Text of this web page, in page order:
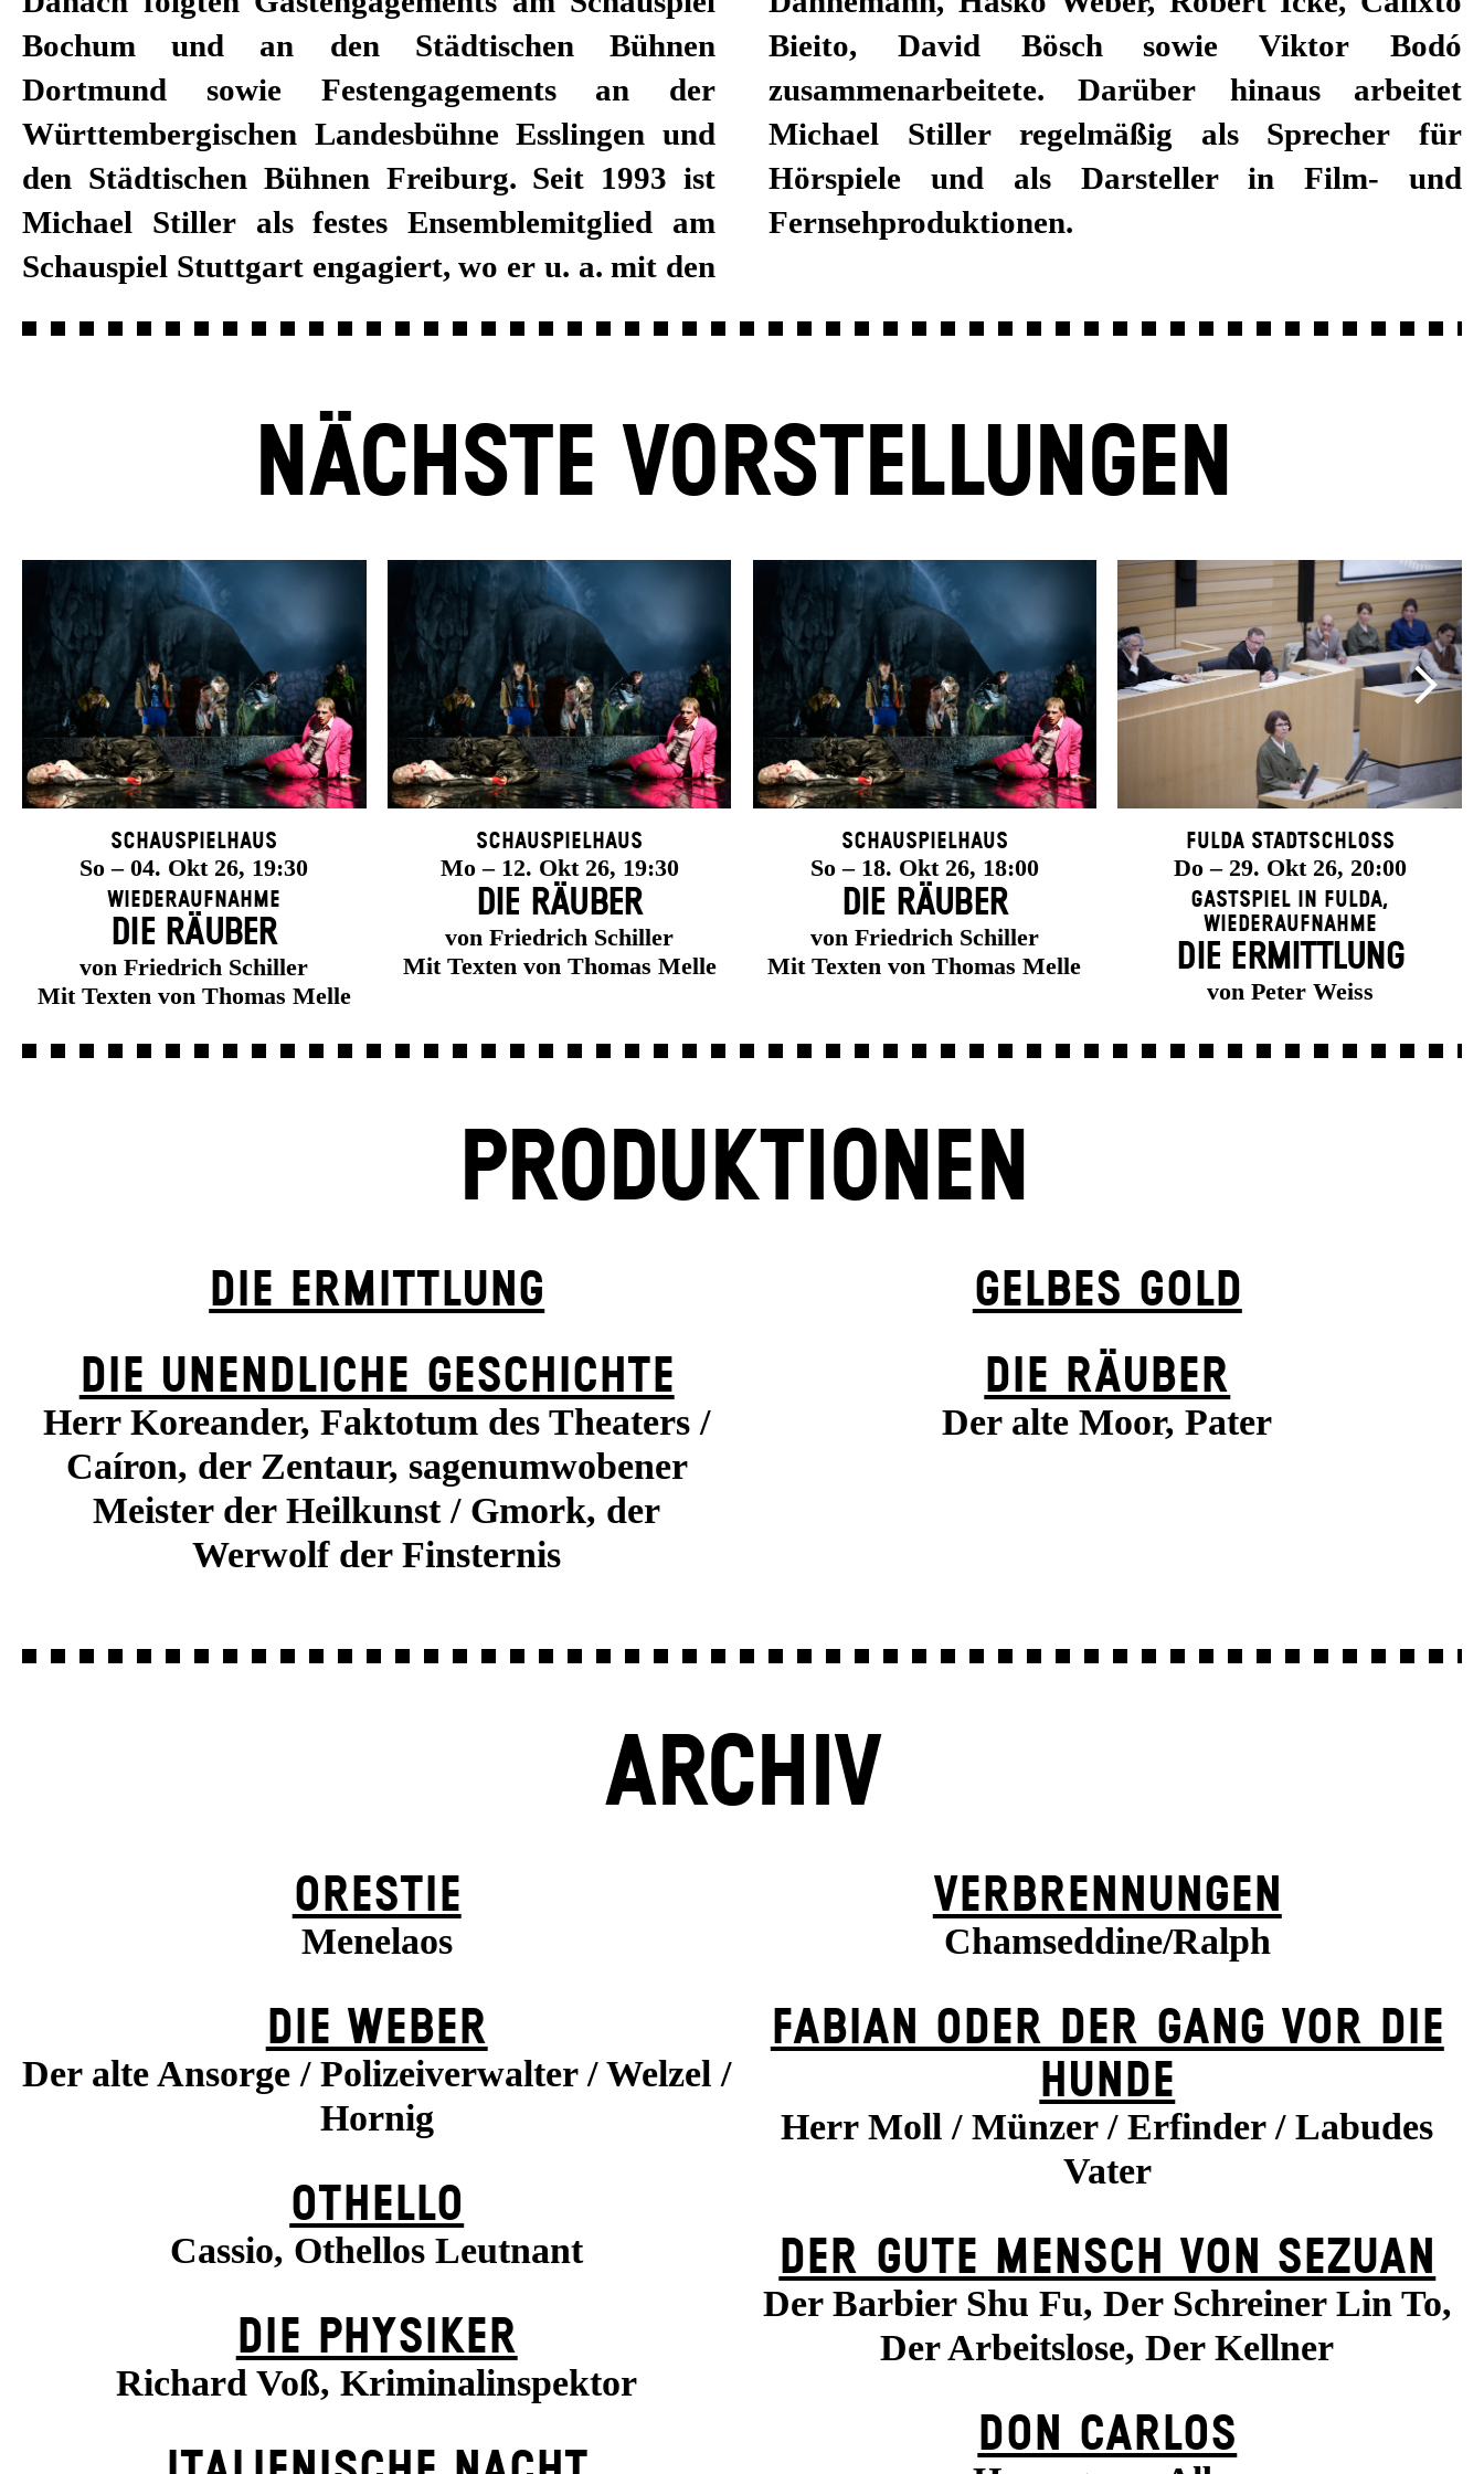
Bochum und an den Städtischen Bühnen
Dortmund sowie Festengagements an der
Württembergischen Landesbühne Esslingen und
den Städtischen Bühnen Freiburg. Seit 1993 ist
Michael Stiller als festes Ensemblemitglied am
Schauspiel Stuttgart engagiert, wo er u. a. mit den
Bieito, David Bösch sowie Viktor Bodó
zusammenarbeitete. Darüber hinaus arbeitet
Michael Stiller regelmäßig als Sprecher für
Hörspiele und als Darsteller in Film- und
Fernsehproduktionen.
NÄCHSTE VORSTELLUNGEN
Schauspielhaus
So – 04. Okt 26, 19:30
Wiederaufnahme
DIE RÄUBER
von Friedrich Schiller
Mit Texten von Thomas Melle
Schauspielhaus
Mo – 12. Okt 26, 19:30
DIE RÄUBER
von Friedrich Schiller
Mit Texten von Thomas Melle
Schauspielhaus
So – 18. Okt 26, 18:00
DIE RÄUBER
von Friedrich Schiller
Mit Texten von Thomas Melle
Fulda Stadtschloss
Do – 29. Okt 26, 20:00
Gastspiel in Fulda,
Wiederaufnahme
DIE ERMITTLUNG
von Peter Weiss
PRODUKTIONEN
DIE ERMITTLUNG
DIE UN­ENDLICHE GESCHICHTE
Herr Koreander, Faktotum des Theaters /
Caíron, der Zentaur, sagenumwobener
Meister der Heilkunst / Gmork, der
Werwolf der Finsternis
GELBES GOLD
DIE RÄUBER
Der alte Moor, Pater
ARCHIV
ORESTIE
Menelaos
DIE WEBER
Der alte Ansorge / Polizeiverwalter / Welzel /
Hornig
OTHELLO
Cassio, Othellos Leutnant
DIE PHYSIKER
Richard Voß, Kriminalinspektor
VERBRENNUNGEN
Chamseddine/Ralph
FABIAN ODER DER GANG VOR DIE
HUNDE
Herr Moll / Münzer / Erfinder / Labudes
Vater
DER GUTE MENSCH VON SEZUAN
Der Barbier Shu Fu, Der Schreiner Lin To,
Der Arbeitslose, Der Kellner
DON CARLOS